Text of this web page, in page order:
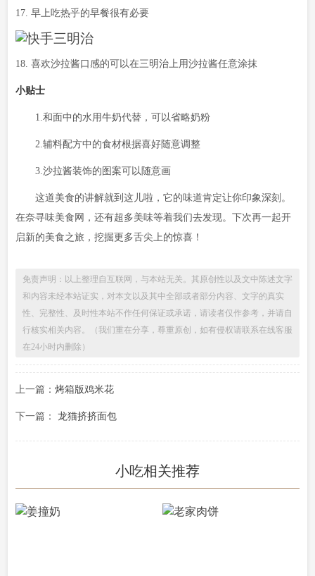
17. 早上吃热乎的早餐很有必要
18. 喜欢沙拉酱口感的可以在三明治上用沙拉酱任意涂抹
小贴士
1.和面中的水用牛奶代替，可以省略奶粉
2.辅料配方中的食材根据喜好随意调整
3.沙拉酱装饰的图案可以随意画
这道美食的讲解就到这儿啦，它的味道肯定让你印象深刻。
在奈寻味美食网，还有超多美味等着我们去发现。下次再一起开
启新的美食之旅，挖掘更多舌尖上的惊喜！
免责声明：以上整理自互联网，与本站无关。其原创性以及文中陈述文字
和内容未经本站证实，对本文以及其中全部或者部分内容、文字的真实
性、完整性、及时性本站不作任何保证或承诺，请读者仅作参考，并请自
行核实相关内容。（我们重在分享，尊重原创，如有侵权请联系在线客服
在24小时内删除）
上一篇： 烤箱版鸡米花
下一篇： 龙猫挤挤面包
小吃相关推荐